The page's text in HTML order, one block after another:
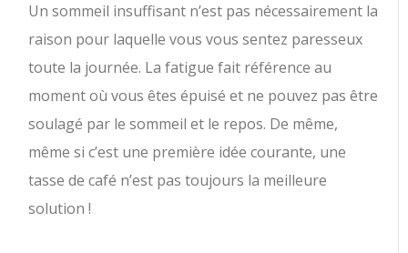
Un sommeil insuffisant n’est pas nécessairement la
raison pour laquelle vous vous sentez paresseux
toute la journée. La fatigue fait référence au
moment où vous êtes épuisé et ne pouvez pas être
soulagé par le sommeil et le repos. De même,
même si c’est une première idée courante, une
tasse de café n’est pas toujours la meilleure
solution !